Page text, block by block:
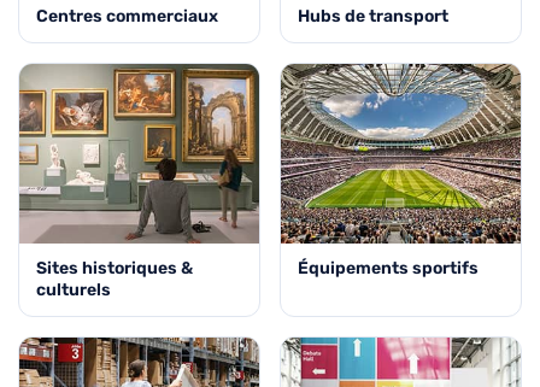
Centres commerciaux Hubs de transport
Sites historiques &
culturels
Équipements sportifs